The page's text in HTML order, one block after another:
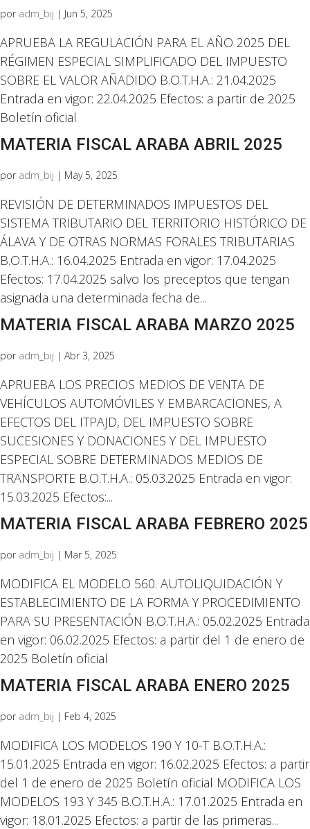
por adm_bij | Jun 5, 2025
APRUEBA LA REGULACIÓN PARA EL AÑO 2025 DEL
RÉGIMEN ESPECIAL SIMPLIFICADO DEL IMPUESTO
SOBRE EL VALOR AÑADIDO B.O.T.H.A.: 21.04.2025
Entrada en vigor: 22.04.2025 Efectos: a partir de 2025
Boletín oficial
MATERIA FISCAL ARABA ABRIL 2025
por adm_bij | May 5, 2025
REVISIÓN DE DETERMINADOS IMPUESTOS DEL
SISTEMA TRIBUTARIO DEL TERRITORIO HISTÓRICO DE
ÁLAVA Y DE OTRAS NORMAS FORALES TRIBUTARIAS
B.O.T.H.A.: 16.04.2025 Entrada en vigor: 17.04.2025
Efectos: 17.04.2025 salvo los preceptos que tengan
asignada una determinada fecha de...
MATERIA FISCAL ARABA MARZO 2025
por adm_bij | Abr 3, 2025
APRUEBA LOS PRECIOS MEDIOS DE VENTA DE
VEHÍCULOS AUTOMÓVILES Y EMBARCACIONES, A
EFECTOS DEL ITPAJD, DEL IMPUESTO SOBRE
SUCESIONES Y DONACIONES Y DEL IMPUESTO
ESPECIAL SOBRE DETERMINADOS MEDIOS DE
TRANSPORTE B.O.T.H.A.: 05.03.2025 Entrada en vigor:
15.03.2025 Efectos:...
MATERIA FISCAL ARABA FEBRERO 2025
por adm_bij | Mar 5, 2025
MODIFICA EL MODELO 560. AUTOLIQUIDACIÓN Y
ESTABLECIMIENTO DE LA FORMA Y PROCEDIMIENTO
PARA SU PRESENTACIÓN B.O.T.H.A.: 05.02.2025 Entrada
en vigor: 06.02.2025 Efectos: a partir del 1 de enero de
2025 Boletín oficial
MATERIA FISCAL ARABA ENERO 2025
por adm_bij | Feb 4, 2025
MODIFICA LOS MODELOS 190 Y 10-T B.O.T.H.A.:
15.01.2025 Entrada en vigor: 16.02.2025 Efectos: a partir
del 1 de enero de 2025 Boletín oficial MODIFICA LOS
MODELOS 193 Y 345 B.O.T.H.A.: 17.01.2025 Entrada en
vigor: 18.01.2025 Efectos: a partir de las primeras...